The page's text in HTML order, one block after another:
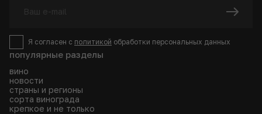
популярные разделы
вино
новости
страны и регионы
сорта винограда
крепкое и не только
Я согласен с политикой обработки персональных данных